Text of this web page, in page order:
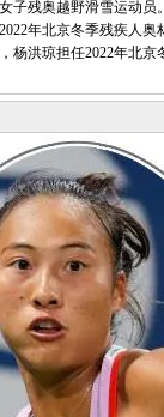
残奥越野滑雪运动员
年北京冬季残疾人
杨洪琼担任2022年北